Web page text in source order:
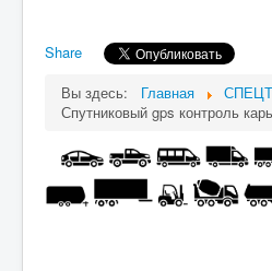
Share
Вы здесь: Главная
Спутниковый gps контроль